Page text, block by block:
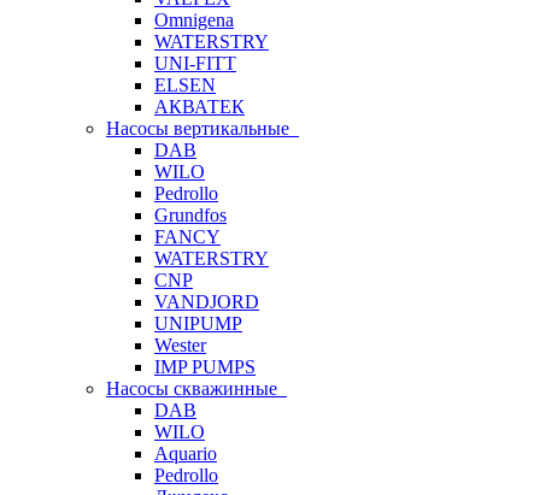
Omnigena
WATERSTRY
UNI-FITT
ELSEN
АКВАТЕК
Насосы вертикальные
DAB
WILO
Pedrollo
Grundfos
FANCY
WATERSTRY
CNP
VANDJORD
UNIPUMP
Wester
IMP PUMPS
Насосы скважинные
DAB
WILO
Aquario
Pedrollo